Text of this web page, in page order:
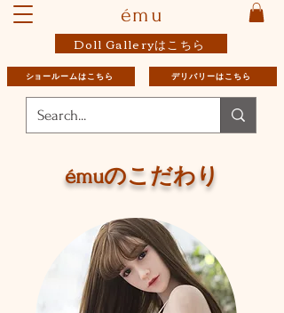
ému
Doll Galleryはこちら
ショールームはこちら デリバリーはこちら
émuのこだわり